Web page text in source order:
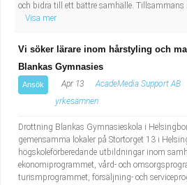
och bidra till ett bättre samhälle. Tillsammans
Visa mer
Vi söker lärare inom hårstyling och
Blankas Gymnasies
Ansök Apr 13 AcadeMedia Support AB
yrkesämnen
Drottning Blankas Gymnasieskola i
gemensamma lokaler på Stortorget 13 i
högskoleförberedande utbildningar inom
ekonomiprogrammet, vård- och
turismprogrammet, försäljning- och